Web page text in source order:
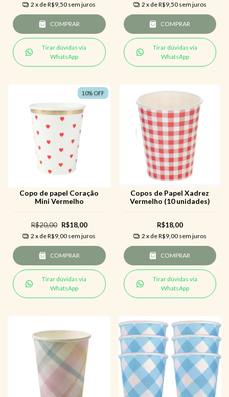
2 x deR$9,50 sem juros
COMPRAR
Tirar dúvidas via
WhatsApp
2 x deR$9,50 sem juros
COMPRAR
Tirar dúvidas via
WhatsApp
10% OFF
Copo de papel Coração
Mini Vermelho
R$20,00 R$18,00
2 x deR$9,00 sem juros
COMPRAR
Tirar dúvidas via
WhatsApp
Copos de Papel Xadrez
Vermelho (10 unidades)
R$18,00
2 x deR$9,00 sem juros
COMPRAR
Tirar dúvidas via
WhatsApp